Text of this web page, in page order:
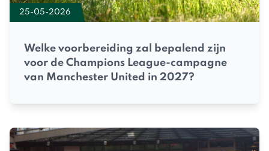
25-05-2026
Welke voorbereiding zal bepalend zijn
voor de Champions League-campagne
van Manchester United in 2027?